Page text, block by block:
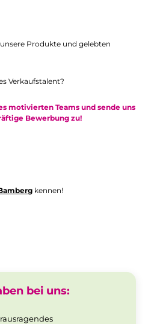
Produkte und gelebten
Verkaufstalent?
motivierten Teams und sende uns
Bewerbung zu!
kennen!
bei uns: